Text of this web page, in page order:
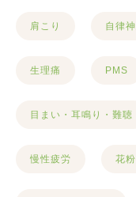
肩こり 自律
生理痛 PMS
目まい・耳鳴り・難聴
慢性疲労 花